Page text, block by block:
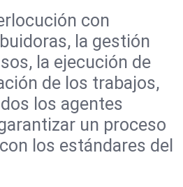
con
la gestión
la ejecución de
de los trabajos,
los agentes
un proceso
los estándares del